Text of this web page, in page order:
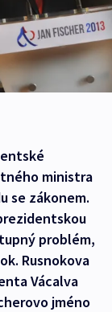
ministra
se zákonem.
problém,
Rusnokova
Vácalva
jméno